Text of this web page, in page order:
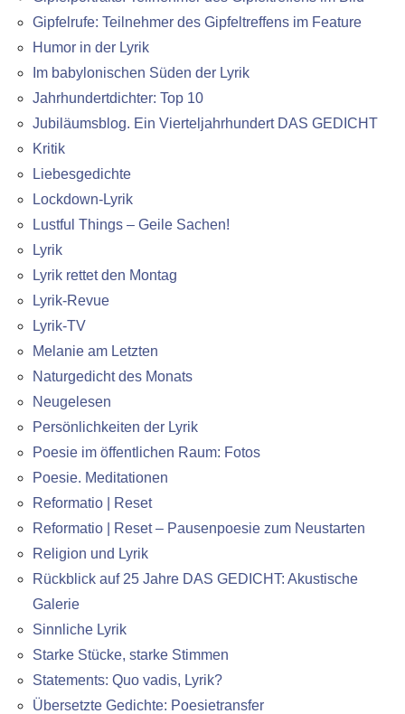
Gipfelrufe: Teilnehmer des Gipfeltreffens im Feature
Humor in der Lyrik
Im babylonischen Süden der Lyrik
Jahrhundertdichter: Top 10
Jubiläumsblog. Ein Vierteljahrhundert DAS GEDICHT
Kritik
Liebesgedichte
Lockdown-Lyrik
Lustful Things – Geile Sachen!
Lyrik
Lyrik rettet den Montag
Lyrik-Revue
Lyrik-TV
Melanie am Letzten
Naturgedicht des Monats
Neugelesen
Persönlichkeiten der Lyrik
Poesie im öffentlichen Raum: Fotos
Poesie. Meditationen
Reformatio | Reset
Reformatio | Reset – Pausenpoesie zum Neustarten
Religion und Lyrik
Rückblick auf 25 Jahre DAS GEDICHT: Akustische
Galerie
Sinnliche Lyrik
Starke Stücke, starke Stimmen
Statements: Quo vadis, Lyrik?
Übersetzte Gedichte: Poesietransfer